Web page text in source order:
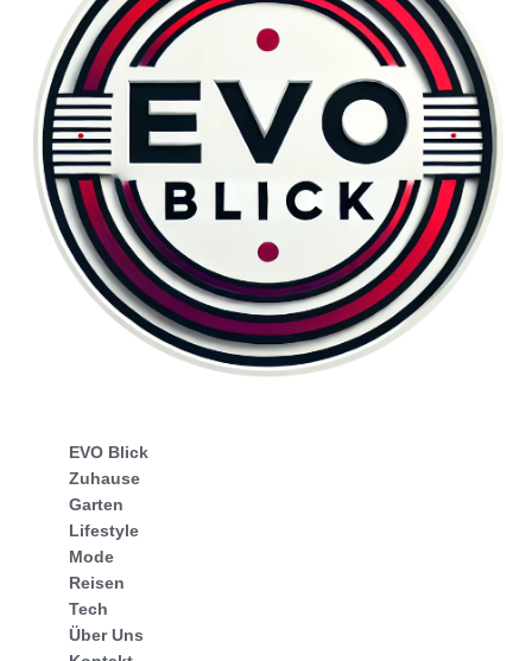
EVO Blick
Zuhause
Garten
Lifestyle
Mode
Reisen
Tech
Über Uns